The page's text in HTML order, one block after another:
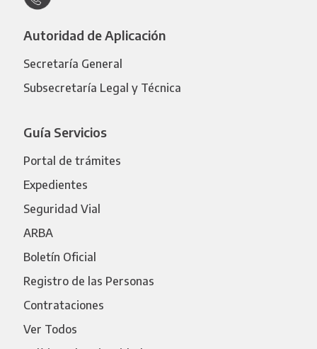
Autoridad de Aplicación
Secretaría General
Subsecretaría Legal y Técnica
Guía Servicios
Portal de trámites
Expedientes
Seguridad Vial
ARBA
Boletín Oficial
Registro de las Personas
Contrataciones
Ver Todos